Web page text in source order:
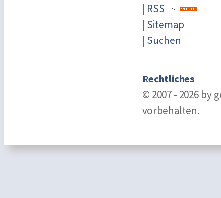
| RSS
| Sitemap
| Suchen
Rechtliches
© 2007 - 2026 by
vorbehalten.